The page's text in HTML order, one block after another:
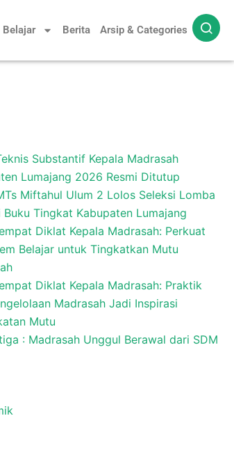
Belajar Berita Arsip & Categories
Substantif Kepala Madrasah
Lumajang 2026 Resmi Ditutup
Miftahul Ulum 2 Lolos Seleksi Lomba
Buku Tingkat Kabupaten Lumajang
Diklat Kepala Madrasah: Perkuat
Belajar untuk Tingkatkan Mutu
Diklat Kepala Madrasah: Praktik
Madrasah Jadi Inspirasi
Mutu
: Madrasah Unggul Berawal dari SDM